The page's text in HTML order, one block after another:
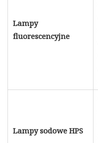
Lampy
fluorescencyjne
Lampy sodowe HPS